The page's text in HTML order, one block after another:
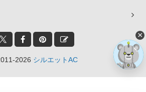
2026 シルエットAC
×